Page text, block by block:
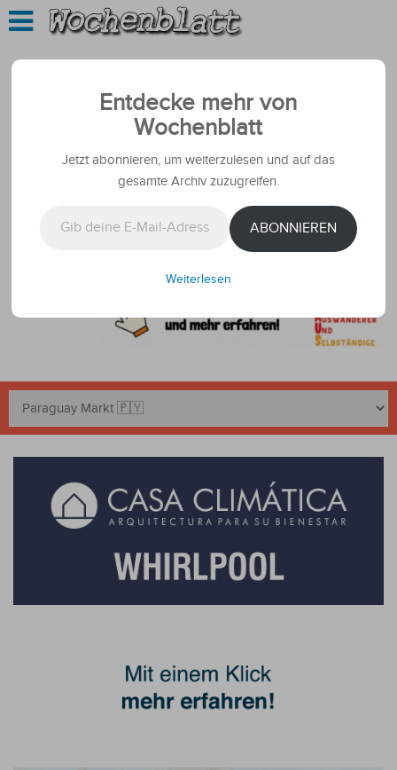
Entdecke mehr von
Wochenblatt
Jetzt abonnieren, um weiterzulesen und auf das
gesamte Archiv zuzugreifen.
ABONNIEREN
Weiterlesen